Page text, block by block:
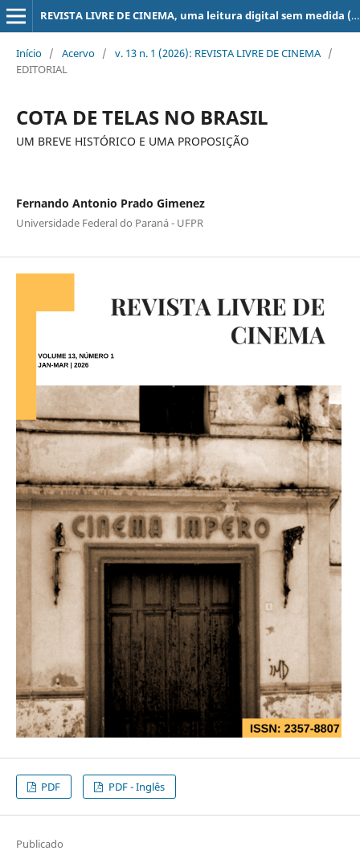
REVISTA LIVRE DE CINEMA, uma leitura digital sem medida (super 8, 16, 35, 70 mm, ...)
Início / Acervo / v. 13 n. 1 (2026): REVISTA LIVRE DE CINEMA /
EDITORIAL
COTA DE TELAS NO BRASIL
UM BREVE HISTÓRICO E UMA PROPOSIÇÃO
Fernando Antonio Prado Gimenez
Universidade Federal do Paraná - UFPR
PDF PDF - Inglês
Publicado